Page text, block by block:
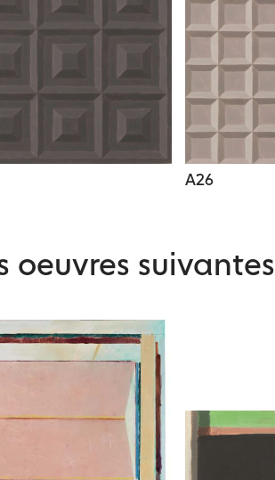
A26
oeuvres suivantes